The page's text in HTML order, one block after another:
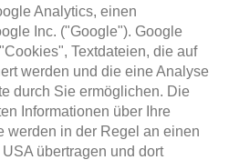
Analytics, einen
Inc. ("Google"). Google
Textdateien, die auf
werden und die eine Analyse
durch Sie ermöglichen. Die
Informationen über Ihre
werden in der Regel an einen
übertragen und dort